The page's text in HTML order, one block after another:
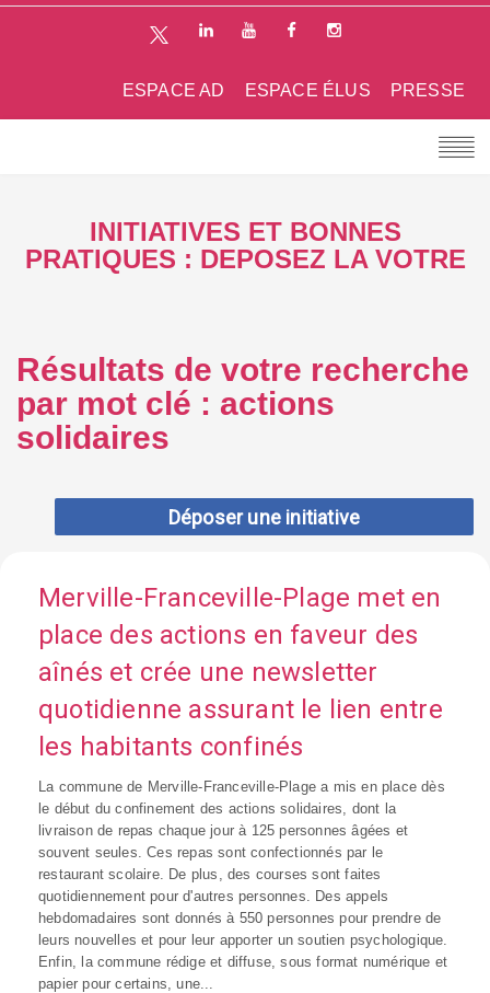
PRESSE
ESPACE ÉLUS
ESPACE AD
INITIATIVES ET BONNES
PRATIQUES : DEPOSEZ LA VOTRE
Résultats de votre recherche
par mot clé : actions
solidaires
Déposer une initiative
Merville-Franceville-Plage met en
place des actions en faveur des
aînés et crée une newsletter
quotidienne assurant le lien entre
les habitants confinés
La commune de Merville-Franceville-Plage a mis en place dès
le début du confinement des actions solidaires, dont la
livraison de repas chaque jour à 125 personnes âgées et
souvent seules. Ces repas sont confectionnés par le
restaurant scolaire. De plus, des courses sont faites
quotidiennement pour d'autres personnes. Des appels
hebdomadaires sont donnés à 550 personnes pour prendre de
leurs nouvelles et pour leur apporter un soutien psychologique.
Enfin, la commune rédige et diffuse, sous format numérique et
papier pour certains, une...